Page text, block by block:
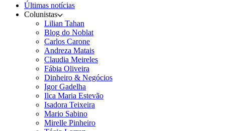
Últimas notícias
Colunistas
Lilian Tahan
Blog do Noblat
Carlos Carone
Andreza Matais
Claudia Meireles
Fábia Oliveira
Dinheiro & Negócios
Igor Gadelha
Ilca Maria Estevão
Isadora Teixeira
Mario Sabino
Mirelle Pinheiro